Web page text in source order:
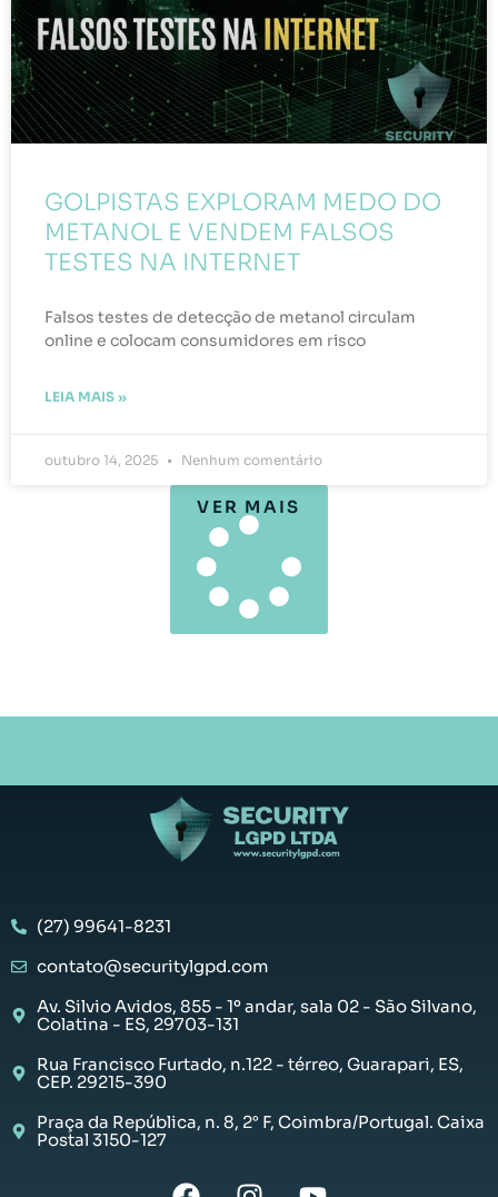
GOLPISTAS EXPLORAM MEDO DO
METANOL E VENDEM FALSOS
TESTES NA INTERNET
Falsos testes de detecção de metanol circulam
online e colocam consumidores em risco
LEIA MAIS »
outubro 14, 2025 Nenhum comentário
VER MAIS
(27) 99641-8231
contato@securitylgpd.com
Av. Silvio Avidos, 855 - 1º andar, sala 02 - São Silvano,
Colatina - ES, 29703-131
Rua Francisco Furtado, n.122 - térreo, Guarapari, ES,
CEP. 29215-390
Praça da República, n. 8, 2° F, Coimbra/Portugal. Caixa
Postal 3150-127